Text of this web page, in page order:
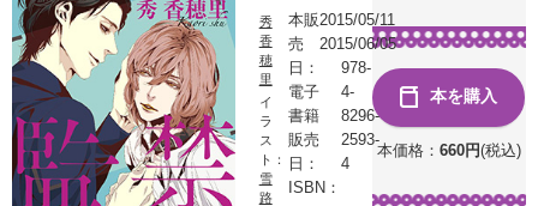
秀
香
穂
里
イ
ラ
ス
ト：
雪
路
本を購入
本価格： 660円(税込)
本販
売
日：
2015/05/11
電子
書籍
販売
日：
2015/06/05
ISBN：
978-
4-
8296-
2593-
4